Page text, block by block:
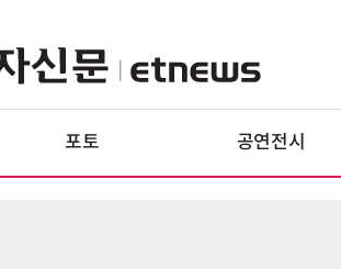
포토 공연전시